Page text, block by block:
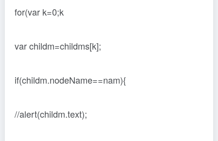
for(var k=0;k
var childm=childms[k];
if(childm.nodeName==nam){
//alert(childm.text);